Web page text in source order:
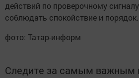
действий по проверочному
соблюдать спокойствие и порядок.
фото: Татар-информ
Следите за самым важным